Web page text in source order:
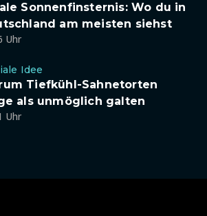
Sonnenfinsternis: Wo du in
am meisten siehst
Uhr
Idee
Tiefkühl-Sahnetorten
als unmöglich galten
Uhr